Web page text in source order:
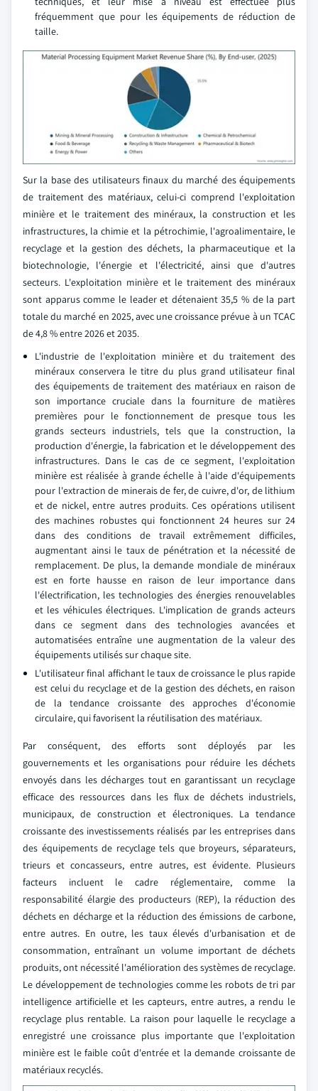
fréquemment que pour les équipements de réduction de
taille.
Sur la base des utilisateurs finaux du marché des équipements
de traitement des matériaux, celui-ci comprend l'exploitation
minière et le traitement des minéraux, la construction et les
infrastructures, la chimie et la pétrochimie, l'agroalimentaire, le
recyclage et la gestion des déchets, la pharmaceutique et la
biotechnologie, l'énergie et l'électricité, ainsi que d'autres
secteurs. L'exploitation minière et le traitement des minéraux
sont apparus comme le leader et détenaient 35,5 % de la part
totale du marché en 2025, avec une croissance prévue à un TCAC
de 4,8 % entre 2026 et 2035.
L'industrie de l'exploitation minière et du traitement des
minéraux conservera le titre du plus grand utilisateur final
des équipements de traitement des matériaux en raison de
son importance cruciale dans la fourniture de matières
premières pour le fonctionnement de presque tous les
grands secteurs industriels, tels que la construction, la
production d'énergie, la fabrication et le développement des
infrastructures. Dans le cas de ce segment, l'exploitation
minière est réalisée à grande échelle à l'aide d'équipements
pour l'extraction de minerais de fer, de cuivre, d'or, de lithium
et de nickel, entre autres produits. Ces opérations utilisent
des machines robustes qui fonctionnent 24 heures sur 24
dans des conditions de travail extrêmement difficiles,
augmentant ainsi le taux de pénétration et la nécessité de
remplacement. De plus, la demande mondiale de minéraux
est en forte hausse en raison de leur importance dans
l'électrification, les technologies des énergies renouvelables
et les véhicules électriques. L'implication de grands acteurs
dans ce segment dans des technologies avancées et
automatisées entraîne une augmentation de la valeur des
équipements utilisés sur chaque site.
L'utilisateur final affichant le taux de croissance le plus rapide
est celui du recyclage et de la gestion des déchets, en raison
de la tendance croissante des approches d'économie
circulaire, qui favorisent la réutilisation des matériaux.
Par conséquent, des efforts sont déployés par les
gouvernements et les organisations pour réduire les déchets
envoyés dans les décharges tout en garantissant un recyclage
efficace des ressources dans les flux de déchets industriels,
municipaux, de construction et électroniques. La tendance
croissante des investissements réalisés par les entreprises dans
des équipements de recyclage tels que broyeurs, séparateurs,
trieurs et concasseurs, entre autres, est évidente. Plusieurs
facteurs incluent le cadre réglementaire, comme la
responsabilité élargie des producteurs (REP), la réduction des
déchets en décharge et la réduction des émissions de carbone,
entre autres. En outre, les taux élevés d'urbanisation et de
consommation, entraînant un volume important de déchets
produits, ont nécessité l'amélioration des systèmes de recyclage.
Le développement de technologies comme les robots de tri par
intelligence artificielle et les capteurs, entre autres, a rendu le
recyclage plus rentable. La raison pour laquelle le recyclage a
enregistré une croissance plus importante que l'exploitation
minière est le faible coût d'entrée et la demande croissante de
matériaux recyclés.